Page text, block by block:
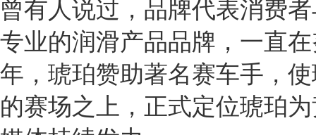
曾有人说过，品牌代表消费
专业的润滑产品品牌，一直
年，琥珀赞助著名赛车手，
的赛场之上，正式定位琥珀